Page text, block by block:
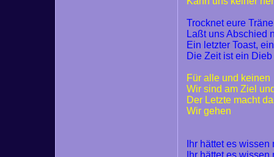
Trocknet eure
Laßt uns Abschied
Ein letzter Toast,
Die Zeit ist ein Dieb
Für alle und keinen
Wir sind am Ziel
Der Letzte macht
Wir gehen
Ihr hättet es wissen
Ihr hättet es wissen